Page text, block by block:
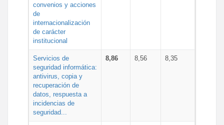
convenios y acciones
de
internacionalización
de carácter
institucional
Servicios de
seguridad informática:
antivirus, copia y
recuperación de
datos, respuesta a
incidencias de
seguridad...
8,86 8,56 8,35